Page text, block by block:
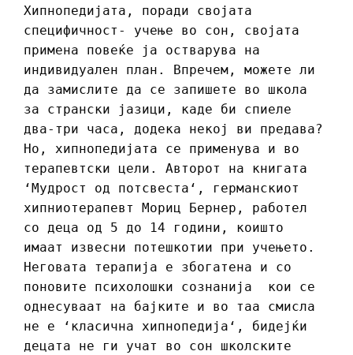
Хипнопедијата, поради својата
специфичност- учење во сон, својата
примена повеќе ја остварува на
индивидуален план. Впречем, можете ли
да замислите да се запишете во школа
за странски јазици, каде би спиеле
два-три часа, додека некој ви предава?
Но, хипнопедијата се применува и во
терапевтски цели. Авторот на книгата
‘Мудрост од потсвеста‘, германскиот
хипниотерапевт Мориц Бернер, работeл
со деца од 5 до 14 години, коишто
имаат извесни потешкотии при учењето.
Неговата терапија е збогатена и со
поновите психолошки сознанија кои се
однесуваат на бајките и во таа смисла
не е ‘класична хипнопедија‘, бидејќи
децата не ги учат во сон школските